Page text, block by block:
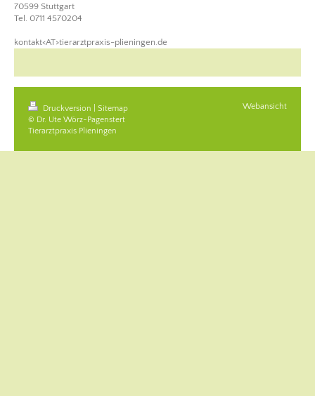
70599 Stuttgart
Tel. 0711 4570204
kontakt<AT>tierarztpraxis-plieningen.de
Druckversion
Sitemap
© Dr. Ute Wörz-Pagenstert
Tierarztpraxis Plieningen
Webansicht